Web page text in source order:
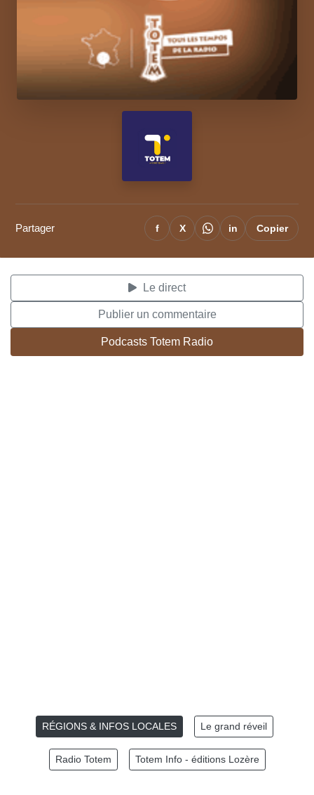
Partager f X in Copier
Le direct
Publier un commentaire
Podcasts Totem Radio
RÉGIONS & INFOS LOCALES Le grand réveil
Radio Totem Totem Info - éditions Lozère